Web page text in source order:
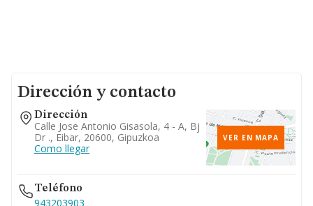
Dirección y contacto
Dirección
Calle Jose Antonio Gisasola, 4 - A, Bj
Dr ., Eibar, 20600, Gipuzkoa
Como llegar
VER EN MAPA
Teléfono
943203903